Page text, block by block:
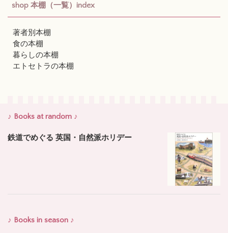
shop 本棚（一覧）index
著者別本棚
食の本棚
暮らしの本棚
エトセトラの本棚
♪ Books at random ♪
鉄道でめぐる 英国・自然派ホリデー
♪ Books in season ♪